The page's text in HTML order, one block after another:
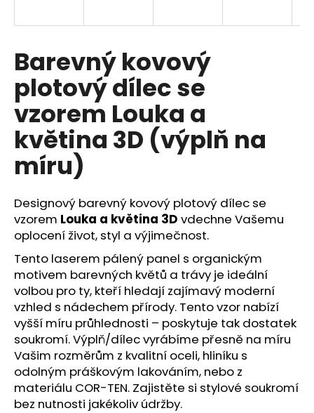
Barevný kovový
plotový dílec se
vzorem Louka a
květina 3D (výplň na
míru)
Designový barevný kovový plotový dílec se
vzorem Louka a květina 3D vdechne Vašemu
oplocení život, styl a výjimečnost.
Tento laserem pálený panel s organickým
motivem barevných květů a trávy je ideální
volbou pro ty, kteří hledají zajímavý moderní
vzhled s nádechem přírody. Tento vzor nabízí
vyšší míru průhlednosti – poskytuje tak dostatek
soukromí.Výplň/dílec vyrábíme přesně na míru
Vašim rozměrům z kvalitní oceli, hliníku s
odolným práškovým lakováním, nebo z
materiálu COR-TEN. Zajistěte si stylové soukromí
bez nutnosti jakékoliv údržby.
í
t
?
D
o
p
o
r
u
č
u
j
e
m
e